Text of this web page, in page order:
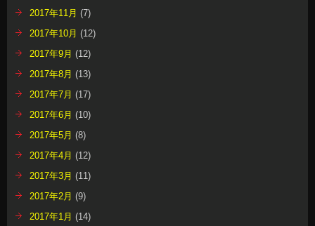
2017年11月 (7)
2017年10月 (12)
2017年9月 (12)
2017年8月 (13)
2017年7月 (17)
2017年6月 (10)
2017年5月 (8)
2017年4月 (12)
2017年3月 (11)
2017年2月 (9)
2017年1月 (14)